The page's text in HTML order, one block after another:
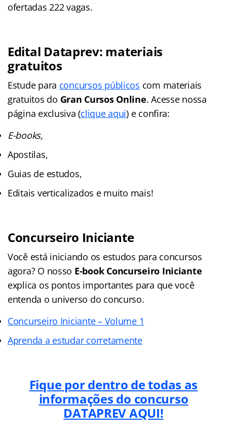
ofertadas 222 vagas.
Edital Dataprev: materiais
gratuitos
Estude para concursos públicos com materiais
gratuitos do Gran Cursos Online. Acesse nossa
página exclusiva (clique aqui) e confira:
E-books,
Apostilas,
Guias de estudos,
Editais verticalizados e muito mais!
Concurseiro Iniciante
Você está iniciando os estudos para concursos
agora? O nosso E-book Concurseiro Iniciante
explica os pontos importantes para que você
entenda o universo do concurso.
Concurseiro Iniciante – Volume 1
Aprenda a estudar corretamente
Fique por dentro de todas as
informações do concurso
DATAPREV AQUI!